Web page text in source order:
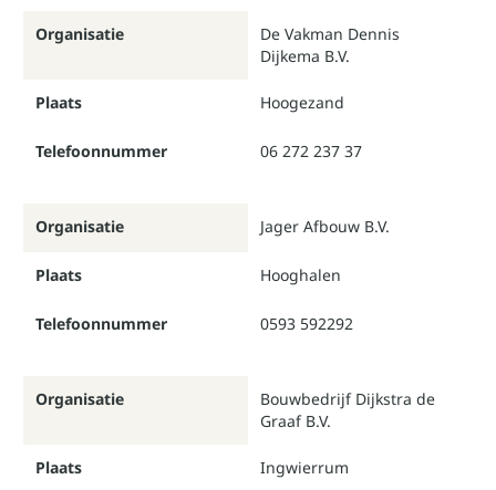
Organisatie
Plaats
Telefoonnummer
De Vakman Dennis
Dijkema B.V.
Hoogezand
06 272 237 37
Organisatie
Plaats
Telefoonnummer
Jager Afbouw B.V.
Hooghalen
0593 592292
Organisatie
Plaats
Bouwbedrijf Dijkstra de
Graaf B.V.
Ingwierrum